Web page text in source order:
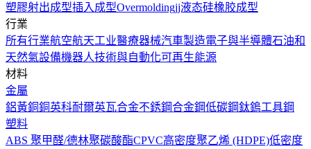
塑膠射出成型插入成型Overmoldingjj液态硅橡胶成型
行業
所有行業航空航天工业醫療器械汽車製造電子與半導體石油和
天然氣設備機器人技術與自動化可再生能源
材料
金屬
鋁黃銅銅英科耐爾英瓦合金不銹鋼合金鋼低碳鋼鈦鎢工具鋼
塑料
ABS 聚甲醛/德林聚碳酸酯CPVC高密度聚乙烯 (HDPE)低密度